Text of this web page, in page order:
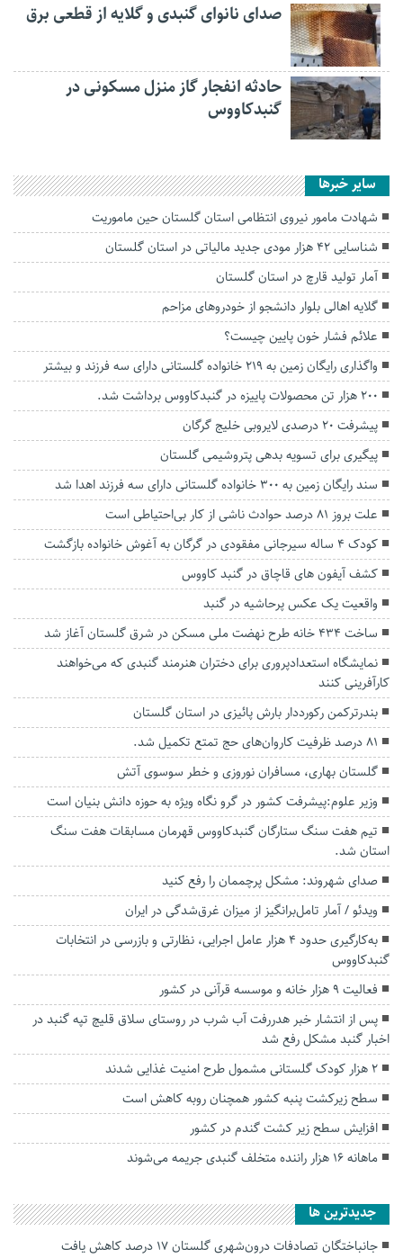
صدای نانوای گنبدی و گلایه از قطعی برق
حادثه انفجار گاز منزل مسکونی در
گنبدکاووس
سایر خبرها
شهادت مامور نیروی انتظامی استان گلستان حین ماموریت
شناسایی ۴۲ هزار مودی جدید مالیاتی در استان گلستان
آمار تولید قارچ در استان گلستان
گلایه اهالی بلوار دانشجو از خودروهای مزاحم
علائم فشار خون پایین چیست؟
واگذاری رایگان زمین به ۲۱۹ خانواده گلستانی دارای سه فرزند و بیشتر
۲۰۰ هزار تن محصولات پاییزه در گنبدکاووس برداشت شد.
پیشرفت ۲۰ درصدی لایروبی خلیج گرگان
پیگیری برای تسویه بدهی پتروشیمی گلستان
سند رایگان زمین به ۳۰۰ خانواده گلستانی دارای سه فرزند اهدا شد
علت بروز ۸۱ درصد حوادث ناشی از کار بی‌احتیاطی است
کودک ۴ ساله سیرجانی مفقودی در گرگان به آغوش خانواده بازگشت
کشف آیفون های قاچاق در گنبد کاووس
واقعیت یک عکس پرحاشیه در گنبد
ساخت ۴۳۴ خانه طرح نهضت ملی مسکن در شرق گلستان آغاز شد
نمایشگاه استعدادپروری برای دختران هنرمند گنبدی که می‌خواهند
کارآفرینی کنند
بندرترکمن رکورددار بارش پائیزی در استان گلستان
۸۱ درصد ظرفیت کاروان‌های حج تمتع تکمیل شد.
گلستان بهاری، مسافران نوروزی و خطر سوسوی آتش
وزیر علوم:پیشرفت کشور در گرو نگاه ویژه به حوزه دانش بنیان است
تیم هفت سنگ ستارگان گنبدکاووس قهرمان مسابقات هفت سنگ
استان شد.
صدای شهروند: مشکل پرچممان را رفع کنید
ویدئو / آمار تامل‌برانگیز از میزان غرق‌شدگی در ایران
به‌کارگیری حدود ۴ هزار عامل اجرایی، نظارتی و بازرسی در انتخابات
گنبدکاووس
فعالیت ۹ هزار خانه و موسسه قرآنی در کشور
پس از انتشار خبر هدررفت آب شرب در روستای سلاق قلیچ تپه گنبد در
اخبار گنبد مشکل رفع شد
۲ هزار کودک گلستانی مشمول طرح امنیت غذایی شدند
سطح زیرکشت پنبه کشور همچنان روبه کاهش است
افزایش سطح زیر کشت گندم در کشور
ماهانه ۱۶ هزار راننده متخلف گنبدی جریمه می‌شوند
جديدترين ها
جانباختگان تصادفات درون‌شهری گلستان ۱۷ درصد کاهش یافت